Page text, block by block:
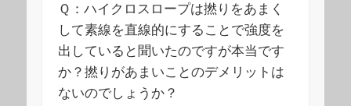
Ｑ：ハイクロスロープは撚りをあまく
して素線を直線的にすることで強度を
出していると聞いたのですが本当です
か？撚りがあまいことのデメリットは
ないのでしょうか？